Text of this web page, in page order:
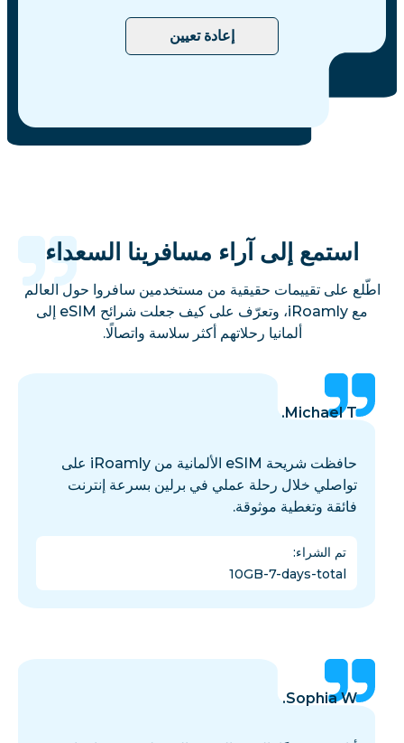
إعادة تعيين
استمع إلى آراء مسافرينا السعداء
اطّلع على تقييمات حقيقية من مستخدمين سافروا حول العالم
مع iRoamly، وتعرّف على كيف جعلت شرائح eSIM إلى
ألمانيا رحلاتهم أكثر سلاسة واتصالًا.
Michael T.
حافظت شريحة eSIM الألمانية من iRoamly على
تواصلي خلال رحلة عملي في برلين بسرعة إنترنت
فائقة وتغطية موثوقة.
تم الشراء:
10GB-7-days-total
Sophia W.